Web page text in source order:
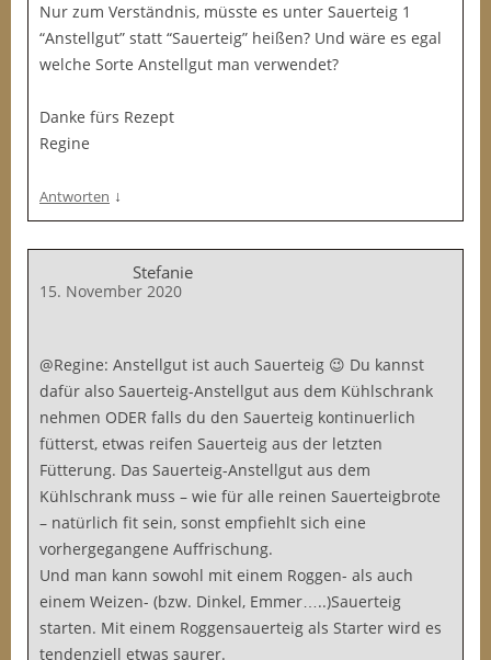
Nur zum Verständnis, müsste es unter Sauerteig 1
“Anstellgut” statt “Sauerteig” heißen? Und wäre es egal
welche Sorte Anstellgut man verwendet?
Danke fürs Rezept
Regine
Antworten ↓
Stefanie
15. November 2020
@Regine: Anstellgut ist auch Sauerteig 😉 Du kannst
dafür also Sauerteig-Anstellgut aus dem Kühlschrank
nehmen ODER falls du den Sauerteig kontinuerlich
fütterst, etwas reifen Sauerteig aus der letzten
Fütterung. Das Sauerteig-Anstellgut aus dem
Kühlschrank muss – wie für alle reinen Sauerteigbrote
– natürlich fit sein, sonst empfiehlt sich eine
vorhergegangene Auffrischung.
Und man kann sowohl mit einem Roggen- als auch
einem Weizen- (bzw. Dinkel, Emmer…..)Sauerteig
starten. Mit einem Roggensauerteig als Starter wird es
tendenziell etwas saurer.